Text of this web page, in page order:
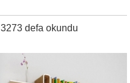
3273 defa okundu